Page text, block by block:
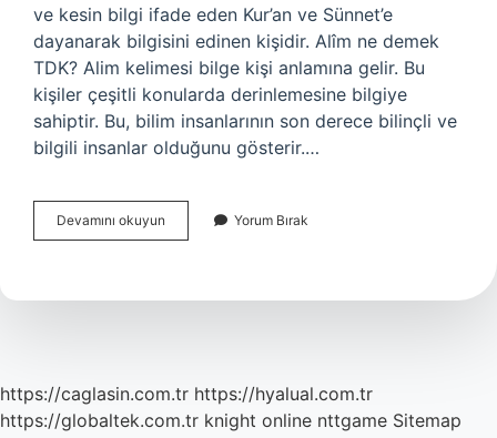
ve kesin bilgi ifade eden Kur’an ve Sünnet’e
dayanarak bilgisini edinen kişidir. Alîm ne demek
TDK? Alim kelimesi bilge kişi anlamına gelir. Bu
kişiler çeşitli konularda derinlemesine bilgiye
sahiptir. Bu, bilim insanlarının son derece bilinçli ve
bilgili insanlar olduğunu gösterir.…
Devamını okuyun
Ne
Demek
Yorum Bırak
https://caglasin.com.tr https://hyalual.com.tr
https://globaltek.com.tr knight online nttgame Sitemap